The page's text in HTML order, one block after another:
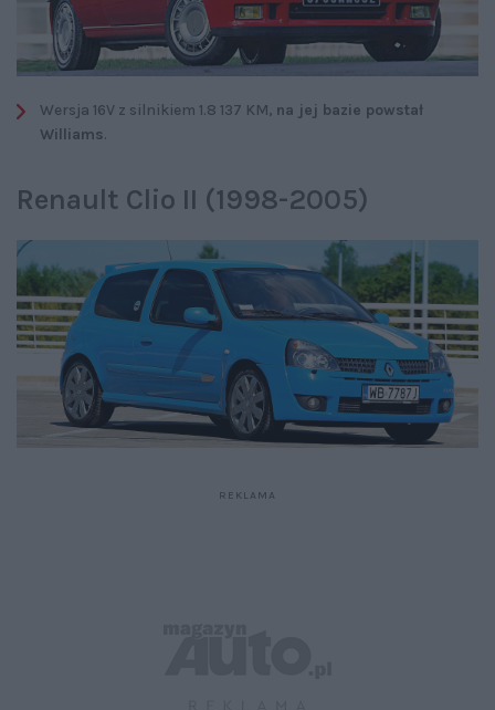
Wersja 16V z silnikiem 1.8 137 KM, na jej bazie powstał
Williams.
Renault Clio II (1998-2005)